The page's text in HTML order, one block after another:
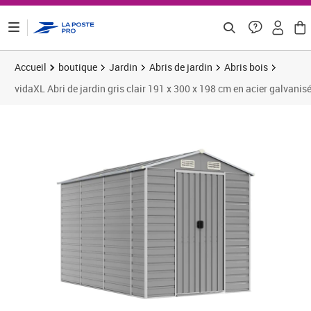
Accueil boutique Jardin Abris de jardin
Abris bois
vidaXL Abri de jardin gris clair 191 x 300 x 198 cm en acier galvanisé